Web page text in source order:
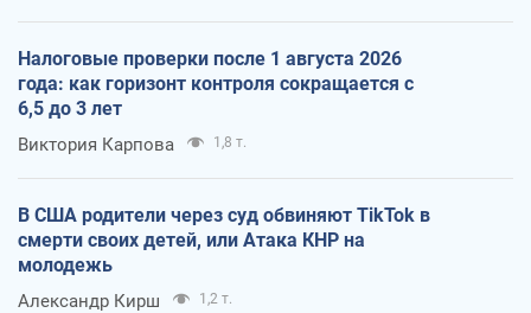
Налоговые проверки после 1 августа 2026
года: как горизонт контроля сокращается с
6,5 до 3 лет
Виктория Карпова 1,8 т.
В США родители через суд обвиняют TikTok в
смерти своих детей, или Атака КНР на
молодежь
Александр Кирш 1,2 т.